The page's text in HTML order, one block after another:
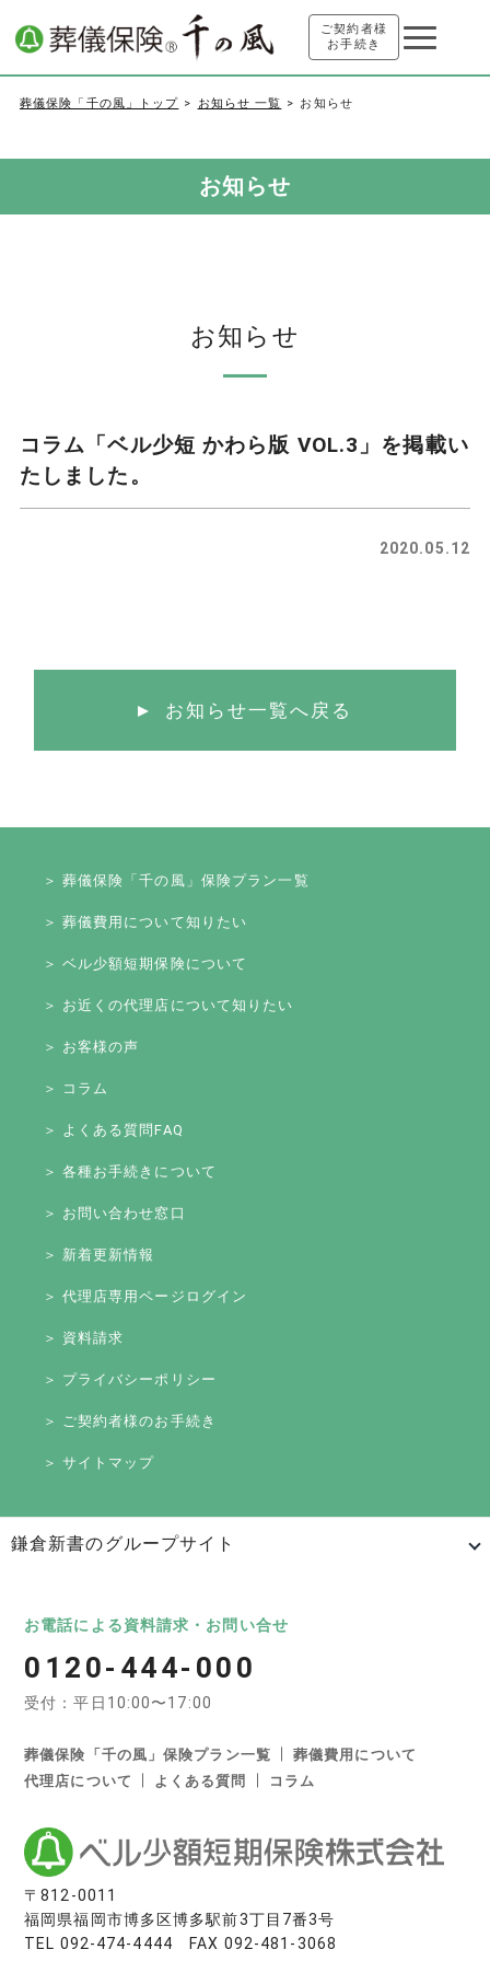
ご契約者様
お手続き
葬儀保険「千の風」トップ お知らせ 一覧 お知らせ
お知らせ
お知らせ
コラム「ベル少短 かわら版 VOL.3」を掲載い
たしました。
2020.05.12
お知らせ一覧へ戻る
＞ 葬儀保険「千の風」保険プラン一覧
＞ 葬儀費用について知りたい
＞ ベル少額短期保険について
＞ お近くの代理店について知りたい
＞ お客様の声
＞ コラム
＞ よくある質問FAQ
＞ 各種お手続きについて
＞ お問い合わせ窓口
＞ 新着更新情報
＞ 代理店専用ページログイン
＞ 資料請求
＞ プライバシーポリシー
＞ ご契約者様のお手続き
＞ サイトマップ
鎌倉新書のグループサイト
いいお墓 Life.（ライフドット） いいお墓-永代供養墓版
いいお墓-ペット霊園版 樹木葬なび
寺院墓地.com 優良墓石・石材店ガイド
お墓の引越し＆墓じまいくん
いい葬儀 いいお坊さん
日本最大級の仏壇仏具総合サイト「いい仏壇」
いい仏壇
お電話による資料請求・お問い合せ
0120-444-000
受付：平日10:00〜17:00
葬儀保険「千の風」保険プラン一覧
葬儀費用について
代理店について
よくある質問 コラム
〒812-0011
福岡県福岡市博多区博多駅前3丁目7番3号
TEL 092-474-4444 FAX 092-481-3068